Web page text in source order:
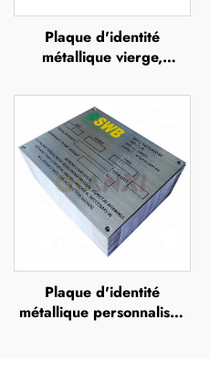
Plaque d'identité
métallique vierge,
en aluminium, badge
signalétique, plaque
d'identité en acier
inoxydable
Plaque d'identité
métallique personnalisée